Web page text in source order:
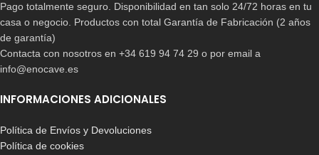
Pago totalmente seguro. Disponibilidad en tan solo 24/72 horas en tu
casa o negocio. Productos con total Garantía de Fabricación (2 años
de garantía)
Contacta con nosotros en +34 619 94 74 29 o por email a
info@enocave.es
INFORMACIONES ADICIONALES
Política de Envíos y Devoluciones
Política de cookies